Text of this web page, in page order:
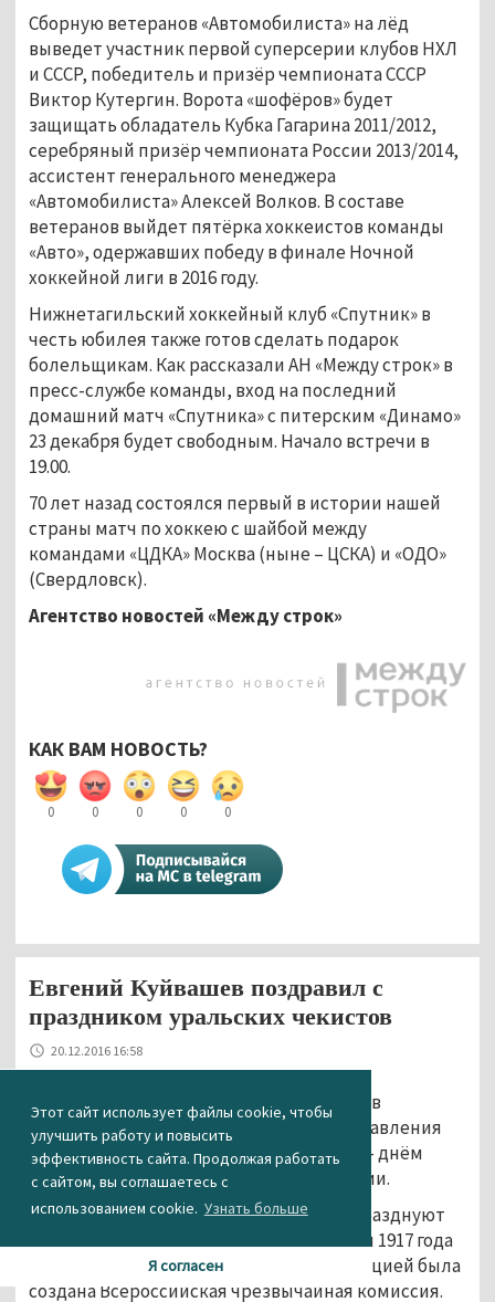
Этот сайт использует файлы cookie, чтобы
улучшить работу и повысить
эффективность сайта. Продолжая работать
с сайтом, вы соглашаетесь с
использованием cookie. Узнать больше
Я согласен
Сборную ветеранов «Автомобилиста» на лёд
выведет участник первой суперсерии клубов НХЛ
и СССР, победитель и призёр чемпионата СССР
Виктор Кутергин. Ворота «шофёров» будет
защищать обладатель Кубка Гагарина 2011/2012,
серебряный призёр чемпионата России 2013/2014,
ассистент генерального менеджера
«Автомобилиста» Алексей Волков. В составе
ветеранов выйдет пятёрка хоккеистов команды
«Авто», одержавших победу в финале Ночной
хоккейной лиги в 2016 году.
Нижнетагильский хоккейный клуб «Спутник» в
честь юбилея также готов сделать подарок
болельщикам. Как рассказали АН «Между строк» в
пресс-службе команды, вход на последний
домашний матч «Спутника» с питерским «Динамо»
23 декабря будет свободным. Начало встречи в
19.00.
70 лет назад состоялся первый в истории нашей
страны матч по хоккею с шайбой между
командами «ЦДКА» Москва (ныне – ЦСКА) и «ОДО»
(Свердловск).
Агентство новостей «Между строк»
КАК ВАМ НОВОСТЬ?
0 0 0 0 0
Евгений Куйвашев поздравил с
праздником уральских чекистов
20.12.2016 16:58
Уральский губернатор Евгений Куйвашев
поздравил сотрудников областного управления
ФСБ с профессиональным праздником – днём
работников органов безопасности России.
Силовые ведомства России ежегодно празднуют
день ФСБ 20 декабря. Именно 20 декабря 1917 года
для борьбы с саботажем и контрреволюцией была
создана Всероссийская чрезвычайная комиссия.